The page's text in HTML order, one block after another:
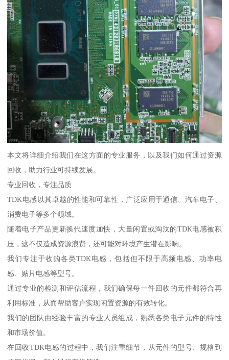
本文将详细介绍我们在这方面的专业服务，以及我们如何通过资源
回收，助力行业可持续发展。
专业回收，专注品质
TDK电感以其卓越的性能和可靠性，广泛应用于通信、汽车电子、
消费电子等多个领域。
随着电子产品更新换代速度加快，大量闲置或淘汰的TDK电感被积
压，这不仅造成资源浪费，还可能对环境产生潜在影响。
我们专注于收购各类TDK电感，包括但不限于高频电感、功率电
感、贴片电感等型号。
通过专业的检测和评估流程，我们确保每一件回收的元件都符合再
利用标准，从而帮助客户实现闲置资源的有效转化。
我们的团队由经验丰富的专业人员组成，熟悉各类电子元件的特性
和市场价值。
在回收TDK电感的过程中，我们注重细节，从元件的型号、规格到